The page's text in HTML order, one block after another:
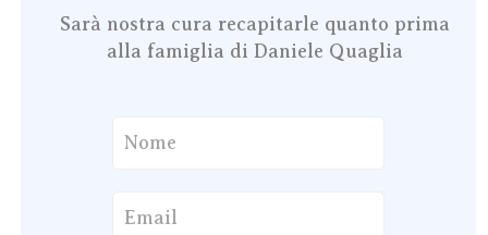
Sarà nostra cura recapitarle quanto prima
alla famiglia di Daniele Quaglia